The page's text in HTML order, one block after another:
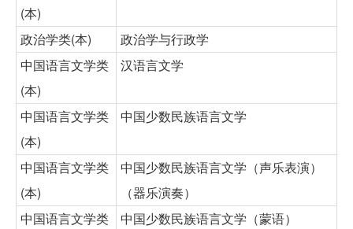
(本)
政治学类(本)
政治学与行政学
中国语言文学类
(本)
汉语言文学
中国语言文学类
(本)
中国少数民族语言文学
中国语言文学类
(本)
中国少数民族语言文学（声乐表演）
（器乐演奏）
中国语言文学类
中国少数民族语言文学（蒙语）